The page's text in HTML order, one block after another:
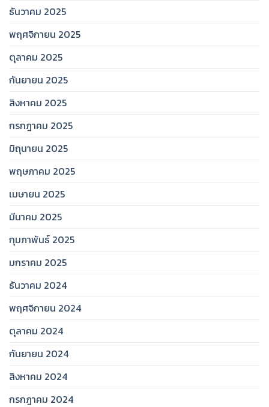
ธันวาคม 2025
พฤศจิกายน 2025
ตุลาคม 2025
กันยายน 2025
สิงหาคม 2025
กรกฎาคม 2025
มิถุนายน 2025
พฤษภาคม 2025
เมษายน 2025
มีนาคม 2025
กุมภาพันธ์ 2025
มกราคม 2025
ธันวาคม 2024
พฤศจิกายน 2024
ตุลาคม 2024
กันยายน 2024
สิงหาคม 2024
กรกฎาคม 2024